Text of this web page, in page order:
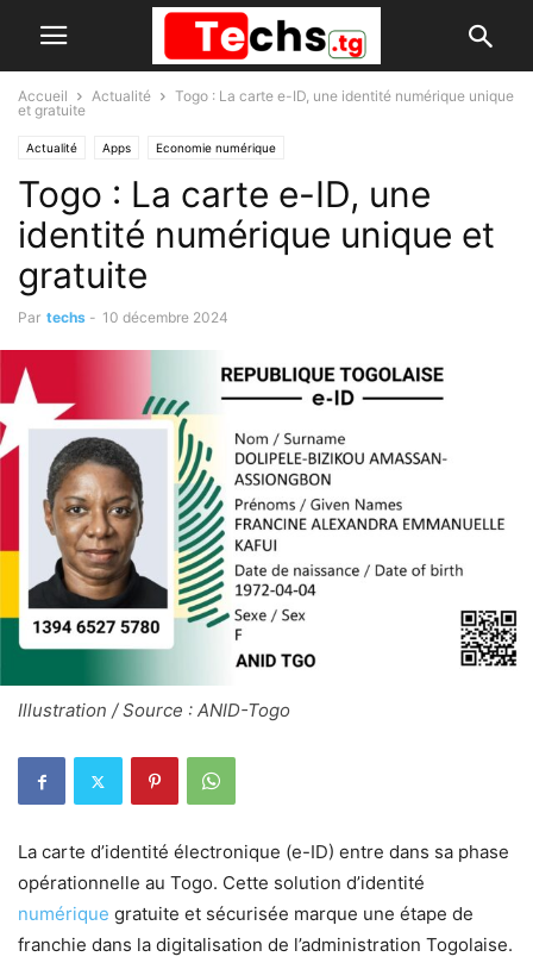
Accueil Actualité
Togo : La carte e-ID, une identité numérique unique
et gratuite
Actualité Apps Economie numérique
Togo : La carte e-ID, une
identité numérique unique et
gratuite
Par techs - 10 décembre 2024
Illustration / Source : ANID-Togo
La carte d’identité électronique (e-ID) entre dans sa phase
opérationnelle au Togo. Cette solution d’identité
numérique gratuite et sécurisée marque une étape de
franchie dans la digitalisation de l’administration Togolaise.